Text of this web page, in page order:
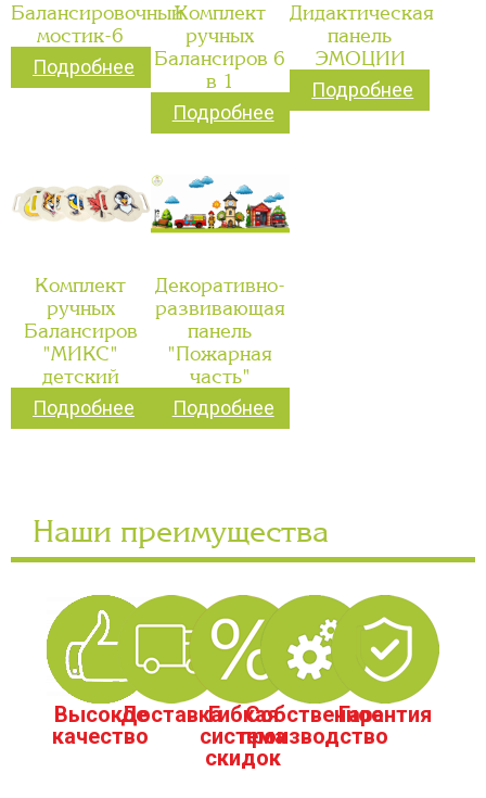
Балансировочный
мостик-6
Подробнее
Комплект
ручных
Балансиров 6
в 1
Подробнее
Дидактическая
панель
ЭМОЦИИ
Подробнее
Комплект
ручных
Балансиров
"МИКС"
детский
Подробнее
Декоративно-
развивающая
панель
"Пожарная
часть"
Подробнее
Наши преимущества
Высокое
качество
ДоставкаГибкая
система
скидок
Собственное
производство
Гарантия